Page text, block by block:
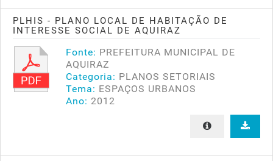
PLHIS - PLANO LOCAL DE HABITAÇÃO DE
INTERESSE SOCIAL DE AQUIRAZ
Fonte: PREFEITURA MUNICIPAL DE
AQUIRAZ
Categoria: PLANOS SETORIAIS
Tema: ESPAÇOS URBANOS
Ano: 2012